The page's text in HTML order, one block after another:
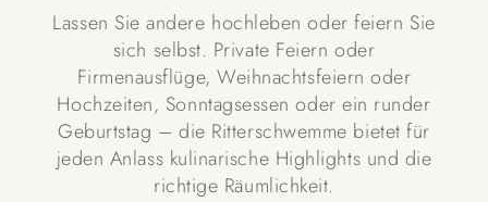
Lassen Sie andere hochleben oder feiern Sie
sich selbst. Private Feiern oder
Firmenausflüge, Weihnachtsfeiern oder
Hochzeiten, Sonntagsessen oder ein runder
Geburtstag – die Ritterschwemme bietet für
jeden Anlass kulinarische Highlights und die
richtige Räumlichkeit.